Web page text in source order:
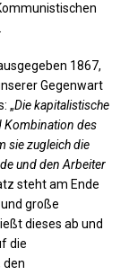
1867,
Gegenwart
„Die kapitalistische
Kombination des
sie zugleich die
und den Arbeiter
steht am Ende
große
dieses ab und
die
den